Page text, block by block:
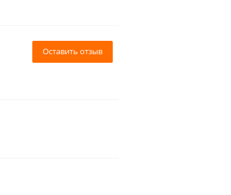
Оставить отзыв